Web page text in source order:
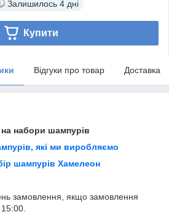
Залишилось 4 дні
Купити
Відгуки про товар Доставка
набори шампурів
які ми виробляємо
шампурів Хамелеон
замовлення, якщо замовлення